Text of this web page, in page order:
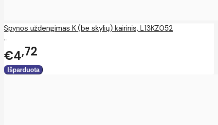
Spynos uždengimas K (be skylių) kairinis, L13KZ052
..
€4 72